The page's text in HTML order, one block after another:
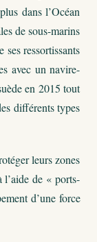
dans l’Océan
de sous-marins
ressortissants
avec un navire-
en 2015 tout
différents types
leurs zones
l’aide de « ports-
d’une force